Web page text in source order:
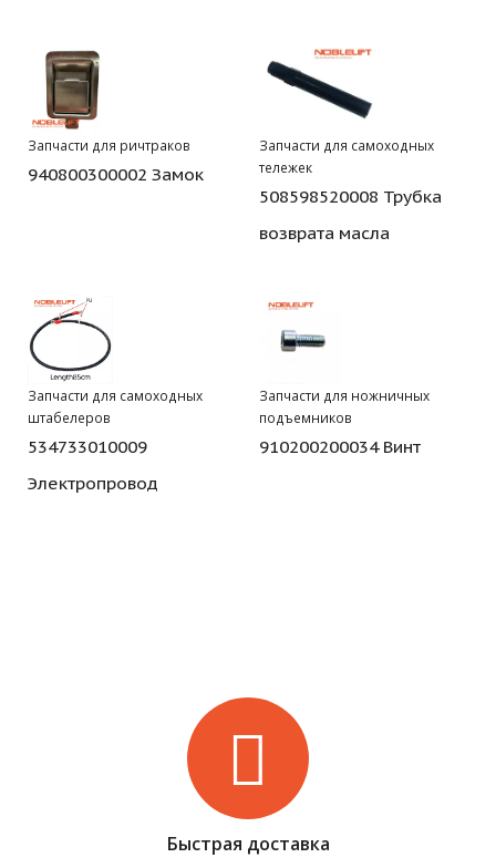
Запчасти для ричтраков
940800300002 Замок
Запчасти для самоходных
тележек
508598520008 Трубка
возврата масла
Запчасти для самоходных
штабелеров
534733010009
Электропровод
Запчасти для ножничных
подъемников
910200200034 Винт
Быстрая доставка